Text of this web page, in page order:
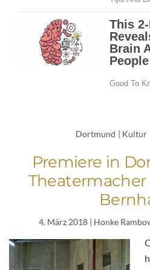
Dortmund | Kultur
Premiere in
Theatermacher
4. März 2018| Honke